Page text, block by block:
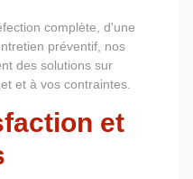
complète, d'une
préventif, nos
des solutions sur
et à vos contraintes.
et